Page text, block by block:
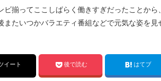
ビ揃ってここしばらく働きすぎだったことから
またいつかバラエティ番組などで元気な姿を
イート 後で読む はてブ